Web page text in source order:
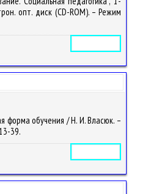
опт. диск (CD-ROM). – Режим
форма обучения / Н. И. Власюк. –
39.